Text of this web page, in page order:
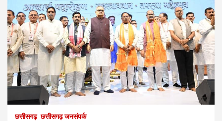
छत्तीसगढ़ छत्तीसगढ़ जनसंपर्क